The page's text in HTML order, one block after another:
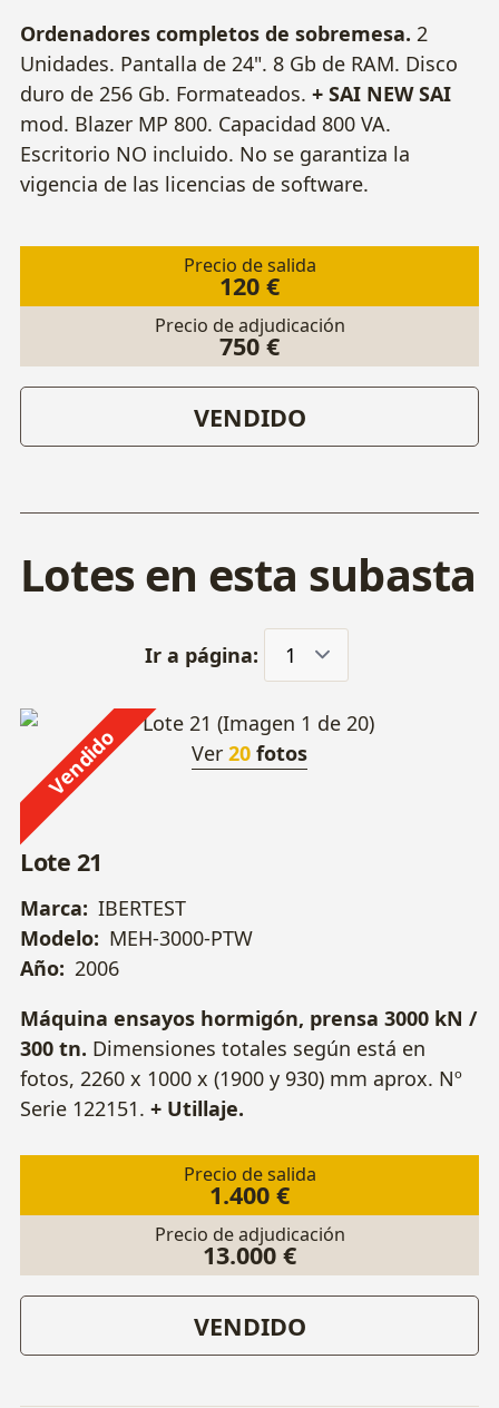
Ordenadores completos de sobremesa. 2
Unidades. Pantalla de 24". 8 Gb de RAM. Disco
duro de 256 Gb. Formateados. + SAI NEW SAI
mod. Blazer MP 800. Capacidad 800 VA.
Escritorio NO incluido. No se garantiza la
vigencia de las licencias de software.
Precio de salida
120 €
Precio de adjudicación
750 €
VENDIDO
Lotes en esta subasta
Ir a página:
Vendido Ver 20 fotos
Lote 21
Marca: IBERTEST
Modelo: MEH-3000-PTW
Año: 2006
Máquina ensayos hormigón, prensa 3000 kN /
300 tn. Dimensiones totales según está en
fotos, 2260 x 1000 x (1900 y 930) mm aprox. Nº
Serie 122151. + Utillaje.
Precio de salida
1.400 €
Precio de adjudicación
13.000 €
VENDIDO